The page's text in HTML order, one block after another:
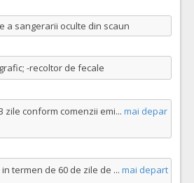
a sangerarii oculte din scaun
-recoltor de fecale
zile conform comenzii emi... mai depar
termen de 60 de zile de ... mai depart